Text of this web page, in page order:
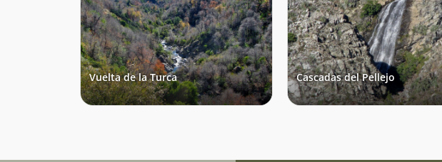
Vuelta de la Turca Cascadas del Pellejo